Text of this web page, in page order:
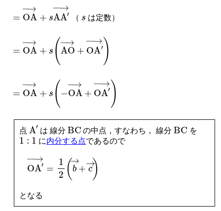
=OA→ +sAA →
（ は定数）
=OA→ +s AO → +O A
=OA→ +s −OA→ +O A
点 A′ は 線分
BC
の中点，すなわち， 線分
BC
を
1:1
に内分する点であるので
OA → =12b→+
となる